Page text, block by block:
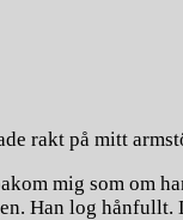
rakt på mitt
mig som om
Han log